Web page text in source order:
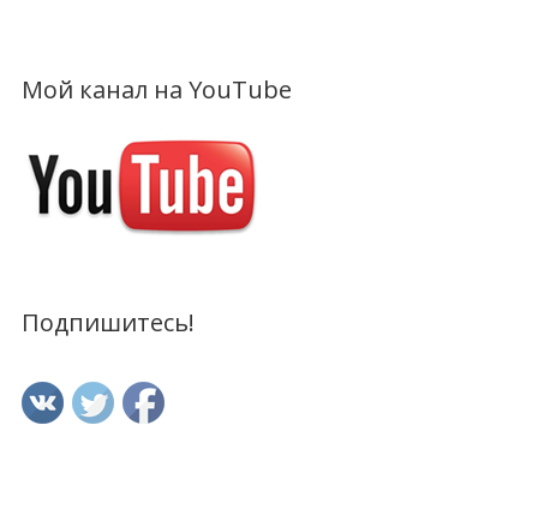
Мой канал на YouTube
Подпишитесь!